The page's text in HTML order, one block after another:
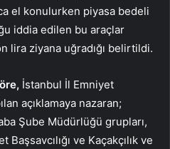
el konulurken piyasa bedeli
iddia edilen bu araçlar
lira ziyana uğradığı belirtildi.
İstanbul İl Emniyet
açıklamaya nazaran;
Şube Müdürlüğü grupları,
ve Kaçakçılık ve